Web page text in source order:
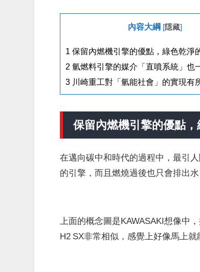
內容大綱 隱藏]
1 保留內燃機引擎的優點，綠色乾淨
2 氫燃料引擎的媒介「直噴系統」也
3 川崎重工對「氫能社會」的實現有
保留內燃機引擎的優點
在邁向碳中和時代的過程中，最引
的引擎，而且燃燒過後也只會排出
上面的概念圖是KAWASAKI想像中
H2 SX非常相似，感覺上好像馬上就